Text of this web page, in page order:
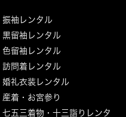
振袖レンタル
黒留袖レンタル
色留袖レンタル
訪問着レンタル
婚礼衣装レンタル
産着・お宮参り
七五三着物・十三詣りレンタ